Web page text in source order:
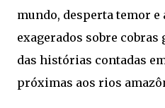
mundo, desperta temor e
exagerados sobre
das histórias contadas
próximas aos rios